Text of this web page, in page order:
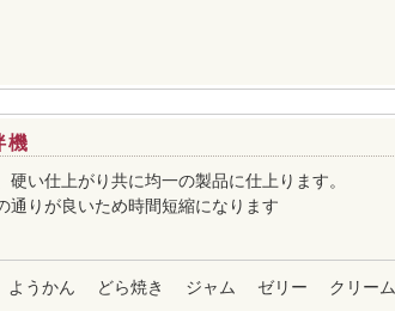
機
硬い仕上がり共に均一の製品に仕上ります。
通りが良いため時間短縮になります
ようかん どら焼き ジャム ゼリー クリーム